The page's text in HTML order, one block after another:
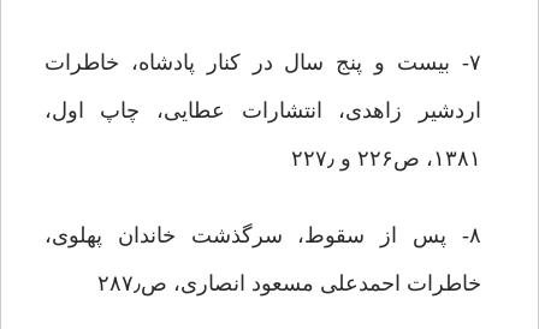
۷- بیست و پنج سال در کنار پادشاه، خاطرات
اردشیر زاهدی، انتشارات عطایی، چاپ اول،
۱۳۸۱، ص۲۲۶ و ۲۲۷٫
۸- پس از سقوط، سرگذشت خاندان پهلوی،
خاطرات احمدعلی مسعود انصاری، ص۲۸۷٫